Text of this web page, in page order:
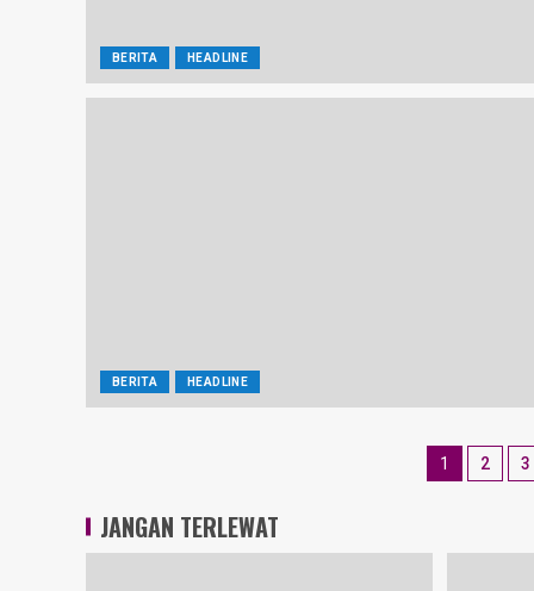
BERITA HEADLINE
BERITA HEADLINE
1 2 3
JANGAN TERLEWAT